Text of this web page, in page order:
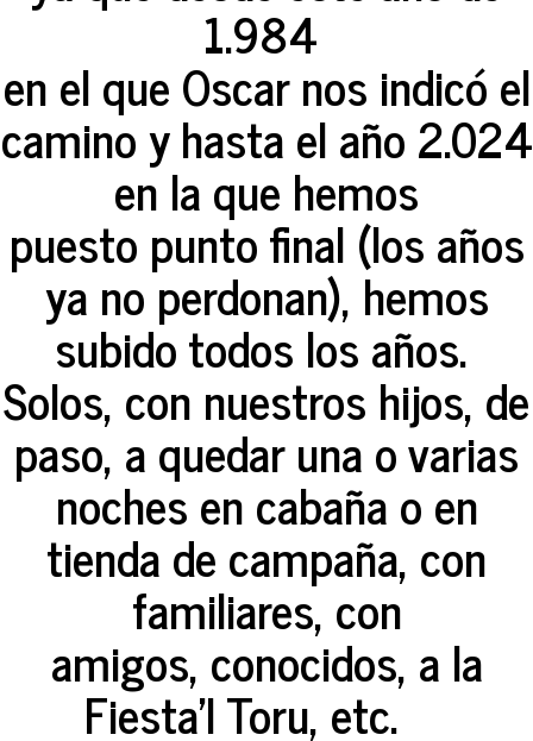
1.984
en el que Oscar nos indicó el
camino y hasta el año 2.024
en la que hemos
puesto punto final (los años
ya no perdonan), hemos
subido todos los años.
Solos, con nuestros hijos, de
paso, a quedar una o varias
noches en cabaña o en
tienda de campaña, con
familiares, con
amigos, conocidos, a la
Fiesta'l Toru, etc.